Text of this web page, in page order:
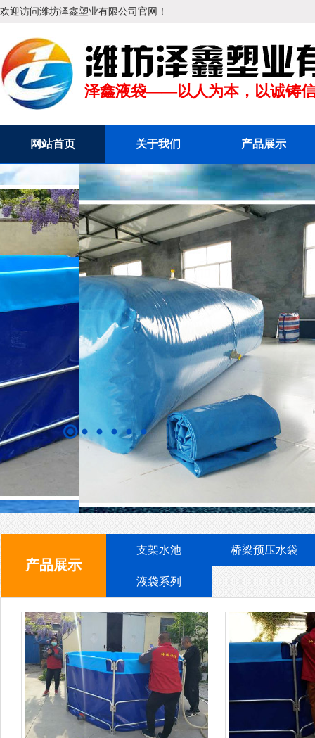
欢迎访问潍坊泽鑫塑业有限公司官网！
泽鑫液袋——以人为本，以诚铸
网站首页 关于我们 产品展示
产品展示
支架水池 桥梁预压水袋
液袋系列
消防移动水池 消防
支架水池 支
支架水池
支